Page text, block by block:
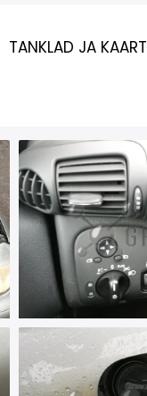
TANKLAD JA KAART